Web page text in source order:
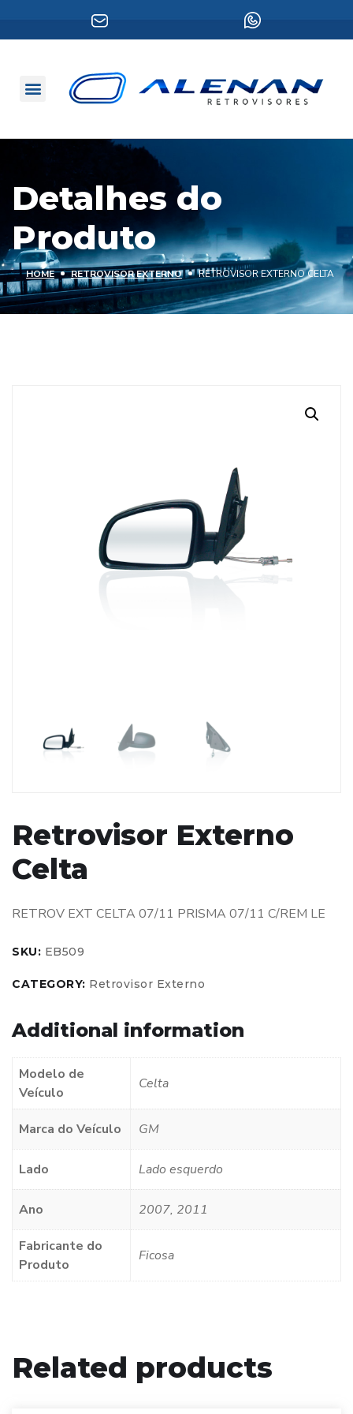
Detalhes do
Produto
HOME RETROVISOR EXTERNO RETROVISOR EXTERNO CELTA
Retrovisor Externo
Celta
RETROV EXT CELTA 07/11 PRISMA 07/11 C/REM LE
SKU: EB509
CATEGORY: Retrovisor Externo
Additional information
Modelo de
Veículo
Celta
Marca do Veículo GM
Lado Lado esquerdo
Ano 2007, 2011
Fabricante do
Produto
Ficosa
Related products